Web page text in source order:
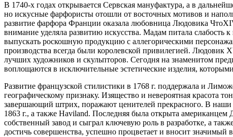
В 1740-х годах открывается Сервская мануфактура, а в
но искусные фарфористы отошли от восточных мотивов и
развитие фарфора Франции оказала любовница Людовика
внимание уделяла развитию искусства. Мадам питала слабость
выпускать роскошную продукцию с аллегорическими
производства всегда были королевской привилегией.
лучших художников и скульпторов. Сегодня на знаменитом
воплощаются в исключительные эстетические изделия,
Развитие французской стилистики в 1768 г. поддержала и
географическому признаку. Изящество и невероятная красота
завершающий штрих, поражают ценителей прекрасного. В
1863 г., а также Haviland. Последняя была открыта
собственный завод и сыграл ключевую роль в разработке, а
достичь совершенства, успешно процветает и вносит значимый